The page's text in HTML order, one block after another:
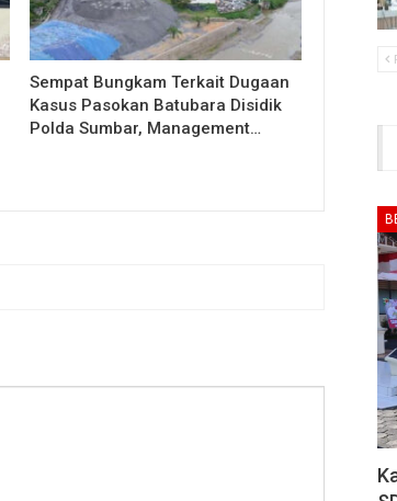
Sempat Bungkam Terkait Dugaan
Kasus Pasokan Batubara Disidik
Polda Sumbar, Management…